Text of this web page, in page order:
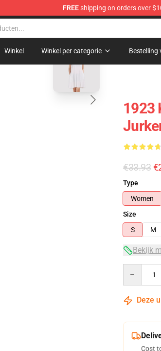
FREEshipping on orders over
Winkel Winkel per categorie Bestelling
1923
€33.93
Type
Women
Size
S
M
Bekijk
Deze
Cost